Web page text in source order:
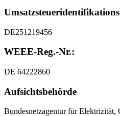
Umsatzsteuer
DE251219456
WEEE-Reg.-Nr.:
DE 64222860
Aufsichtsbehörde
Bundesnetzagentur für Elektrizität,